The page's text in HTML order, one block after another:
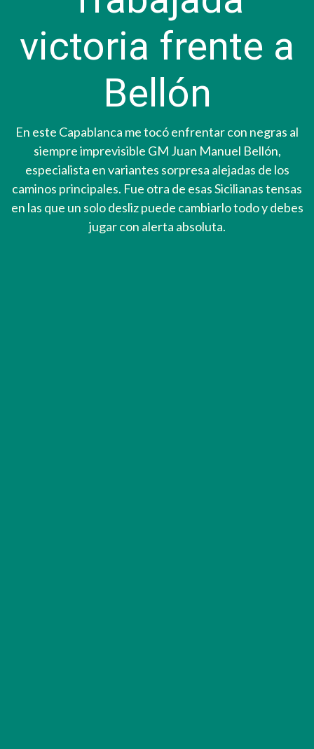
victoria frente a
Bellón
En este Capablanca me tocó enfrentar con negras al
siempre imprevisible GM Juan Manuel Bellón,
especialista en variantes sorpresa alejadas de los
caminos principales. Fue otra de esas Sicilianas tensas
en las que un solo desliz puede cambiarlo todo y debes
jugar con alerta absoluta.